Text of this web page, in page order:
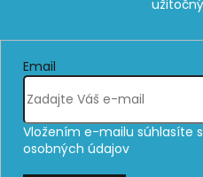
Email
Vložením e-mailu súhlasíte s
osobných údajov